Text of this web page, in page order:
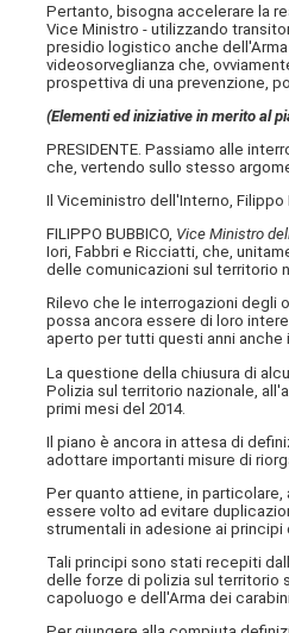
Pertanto, bisogna accelerare la
Vice Ministro - utilizzando
presidio logistico anche
videosorveglianza che,
prospettiva di una prevenzione,
(Elementi ed iniziative in merito al
PRESIDENTE. Passiamo alle
che, vertendo sullo stesso
Il Viceministro dell'Interno,
FILIPPO BUBBICO, Vice Ministro
Iori, Fabbri e Ricciatti, che,
delle comunicazioni sul territorio
Rilevo che le interrogazioni degli
possa ancora essere di loro
aperto per tutti questi anni anche
La questione della chiusura di
Polizia sul territorio nazionale,
primi mesi del 2014.
Il piano è ancora in attesa di
adottare importanti misure di
Per quanto attiene, in
essere volto ad evitare
strumentali in adesione ai
Tali principi sono stati recepiti
delle forze di polizia sul territorio
capoluogo e dell'Arma dei